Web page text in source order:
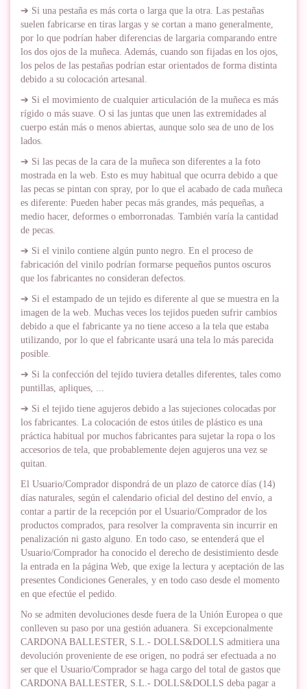
➔ Si una pestaña es más corta o larga que la otra. Las pestañas
suelen fabricarse en tiras largas y se cortan a mano generalmente,
por lo que podrían haber diferencias de largaria comparando entre
los dos ojos de la muñeca. Además, cuando son fijadas en los ojos,
los pelos de las pestañas podrían estar orientados de forma distinta
debido a su colocación artesanal.
➔ Si el movimiento de cualquier articulación de la muñeca es más
rígido o más suave. O si las juntas que unen las extremidades al
cuerpo están más o menos abiertas, aunque solo sea de uno de los
lados.
➔ Si las pecas de la cara de la muñeca son diferentes a la foto
mostrada en la web. Esto es muy habitual que ocurra debido a que
las pecas se pintan con spray, por lo que el acabado de cada muñeca
es diferente: Pueden haber pecas más grandes, más pequeñas, a
medio hacer, deformes o emborronadas. También varía la cantidad
de pecas.
➔ Si el vinilo contiene algún punto negro. En el proceso de
fabricación del vinilo podrían formarse pequeños puntos oscuros
que los fabricantes no consideran defectos.
➔ Si el estampado de un tejido es diferente al que se muestra en la
imagen de la web. Muchas veces los tejidos pueden sufrir cambios
debido a que el fabricante ya no tiene acceso a la tela que estaba
utilizando, por lo que el fabricante usará una tela lo más parecida
posible.
➔ Si la confección del tejido tuviera detalles diferentes, tales como
puntillas, apliques, ...
➔ Si el tejido tiene agujeros debido a las sujeciones colocadas por
los fabricantes. La colocación de estos útiles de plástico es una
práctica habitual por muchos fabricantes para sujetar la ropa o los
accesorios de tela, que probablemente dejen agujeros una vez se
quitan.
El Usuario/Comprador dispondrá de un plazo de catorce días (14)
días naturales, según el calendario oficial del destino del envío, a
contar a partir de la recepción por el Usuario/Comprador de los
productos comprados, para resolver la compraventa sin incurrir en
penalización ni gasto alguno. En todo caso, se entenderá que el
Usuario/Comprador ha conocido el derecho de desistimiento desde
la entrada en la página Web, que exige la lectura y aceptación de las
presentes Condiciones Generales, y en todo caso desde el momento
en que efectúe el pedido.
No se admiten devoluciones desde fuera de la Unión Europea o que
conlleven su paso por una gestión aduanera. Si excepcionalmente
CARDONA BALLESTER, S.L.- DOLLS&DOLLS admitiera una
devolución proveniente de ese origen, no podrá ser efectuada a no
ser que el Usuario/Comprador se haga cargo del total de gastos que
CARDONA BALLESTER, S.L.- DOLLS&DOLLS deba pagar a